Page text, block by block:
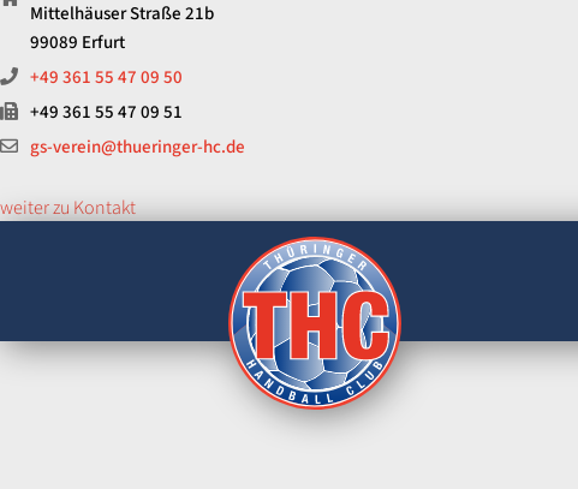
Mittelhäuser Straße 21b
99089 Erfurt
+49 361 55 47 09 50
+49 361 55 47 09 51
gs-verein@thueringer-hc.de
weiter zu Kontakt